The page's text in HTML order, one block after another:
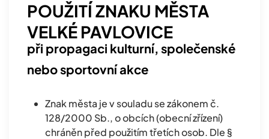
POUŽITÍ ZNAKU MĚSTA
VELKÉ PAVLOVICE
při propagaci kulturní, společenské
nebo sportovní akce
Znak města je v souladu se zákonem č.
128/2000 Sb., o obcích (obecní zřízení)
chráněn před použitím třetích osob. Dle §